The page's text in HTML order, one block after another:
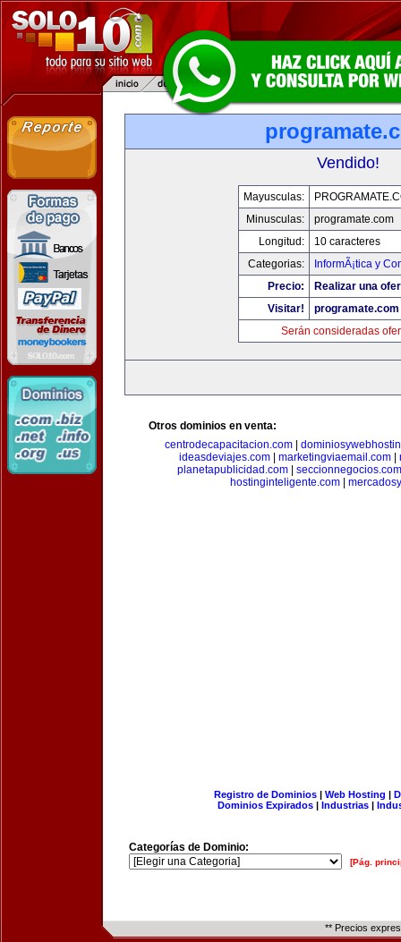
Vendido!
Mayusculas:
Minusculas:
programate.com
Longitud:
10 caracteres
Categorias:
InformÃ¡tica y
Precio:
Realizar una
Visitar!
programate.com
Serán consideradas
Otros dominios en venta:
centrodecapacitacion.com
ideasdeviajes.com| marketingviaemail.com|
planetapublicidad.com| seccionnegocios.com
hostinginteligente.com
Registro de Dominios| Web Hosting |
Dominios Expirados | Industrias |
Categorías de Dominio:
[Pág.
** Precios